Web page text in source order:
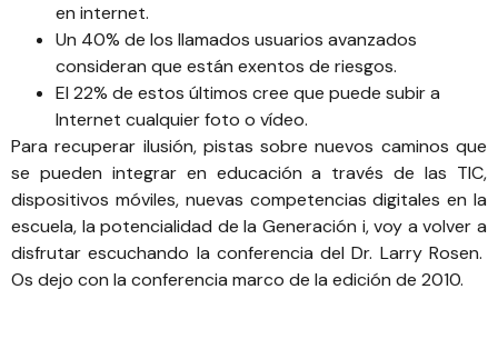
en internet.
Un 40% de los llamados usuarios avanzados
consideran que están exentos de riesgos.
El 22% de estos últimos cree que puede subir a
Internet cualquier foto o vídeo.
Para recuperar ilusión, pistas sobre nuevos caminos que
se pueden integrar en educación a través de las TIC,
dispositivos móviles, nuevas competencias digitales en la
escuela, la potencialidad de la Generación i, voy a volver a
disfrutar escuchando la conferencia del Dr. Larry Rosen.
Os dejo con la conferencia marco de la edición de 2010.